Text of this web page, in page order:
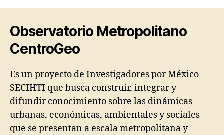
Observatorio Metropolitano
CentroGeo
Es un proyecto de Investigadores por México
SECIHTI que busca construir, integrar y
difundir conocimiento sobre las dinámicas
urbanas, económicas, ambientales y sociales
que se presentan a escala metropolitana y